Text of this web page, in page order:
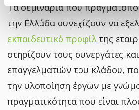
Τα σεμινάρια που
την Ελλάδα συνεχίζουν να
εκπαιδευτικό προφίλ της
στηρίζουν τους συνεργάτες
επαγγελματιών του κλάδου,
την υλοποίηση έργων με
πραγματικότητα που είναι